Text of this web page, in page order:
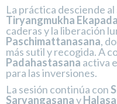
La práctica desciende
Tiryangmukha Ekapada
caderas y la liberación
Paschimattanasana,
más sutil y recogida. A
Padahastasana activa
para las inversiones.
La sesión continúa con
Sarvangasanay